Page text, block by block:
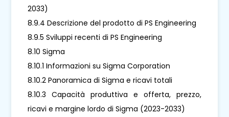
2033)
8.9.4 Descrizione del prodotto di PS Engineering
8.9.5 Sviluppi recenti di PS Engineering
8.10 Sigma
8.10.1 Informazioni su Sigma Corporation
8.10.2 Panoramica di Sigma e ricavi totali
8.10.3 Capacità produttiva e offerta, prezzo,
ricavi e margine lordo di Sigma (2023-2033)